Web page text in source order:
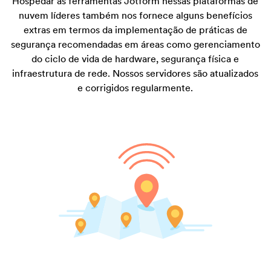
nuvem líderes também nos fornece alguns benefícios
extras em termos da implementação de práticas de
segurança recomendadas em áreas como gerenciamento
do ciclo de vida de hardware, segurança física e
infraestrutura de rede. Nossos servidores são atualizados
e corrigidos regularmente.